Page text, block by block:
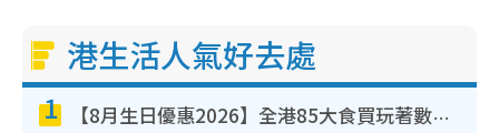
港生活人氣好去處
1 【8月生日優惠2026】全港85大食買玩著數攻略 自助餐/火鍋放題同行免費＋誠品/DONKI送現金券